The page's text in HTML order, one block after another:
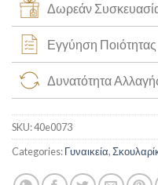
Δωρεάν
Εγγύηση Ποιότητας
Δυνατότητα
SKU:40e0073
Categories:Γυναικεία,